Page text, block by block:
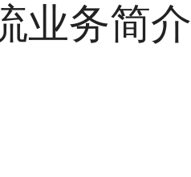
业务简介